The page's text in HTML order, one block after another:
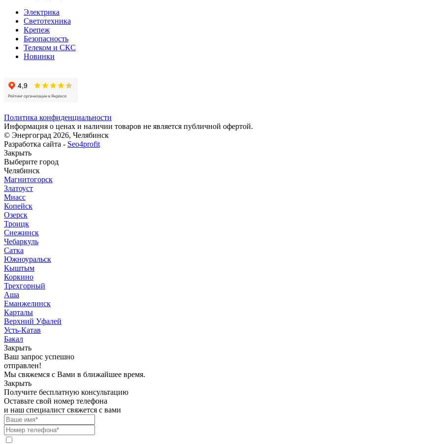
Электрика
Светотехника
Крепеж
Безопасность
Телеком и СКС
Новинки
Политика конфиденциальности
Информация о ценах и наличии товаров не является публичной офертой.
© Энергоград 2026, Челябинск
Разработка сайта - Seo4profit
Закрыть
Выберите город
Челябинск
Магнитогорск
Златоуст
Миасс
Копейск
Озерск
Троицк
Снежинск
Чебаркуль
Сатка
Южноуральск
Кыштым
Коркино
Трехгорный
Аша
Еманжелинск
Карталы
Верхний Уфалей
Усть-Катав
Бакал
Закрыть
Ваш запрос успешно
отправлен!
Мы свяжемся с Вами в ближайшее время.
Закрыть
Получите бесплатную консультацию
Оставьте свой номер телефона
и наш специалист свяжется с вами